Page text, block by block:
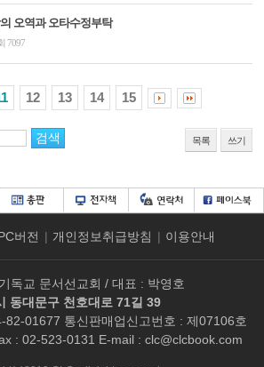
오역과 오타수정부탁
7097
12 13 14 15
목록 쓰기
버전 | 개인정보취급방침 | 이용안내
독교 문서선교회 / 대표 : 박영호
동대문구 천호대로 71길 39
82-01677 통신판매업신고번호 : 제07106호
: 02-523-0131 E-mail : clc@clcbook.com